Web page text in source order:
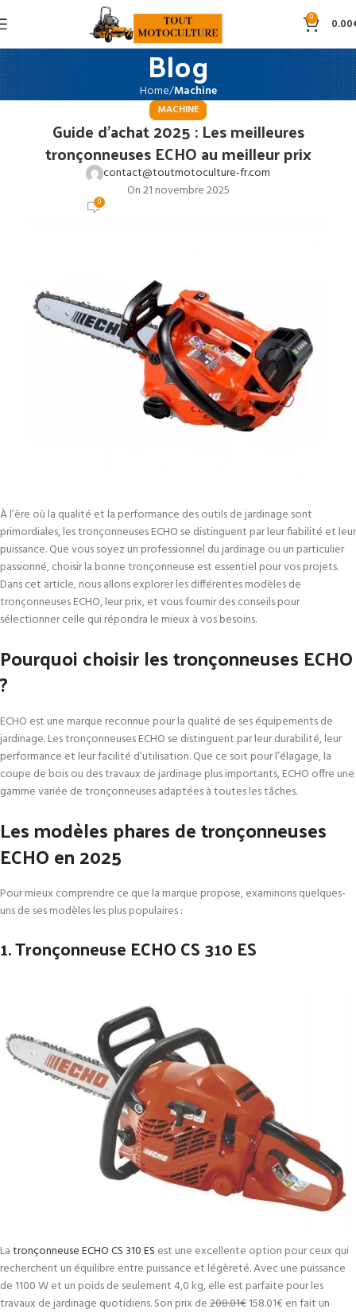
0 0.00
Blog
Home Machine
MACHINE
Guide d’achat 2025 : Les meilleures
tronçonneuses ECHO au meilleur prix
contact@toutmotoculture-fr.com
On 21 novembre 2025
0
À l’ère où la qualité et la performance des outils de jardinage sont
primordiales, les tronçonneuses ECHO se distinguent par leur fiabilité et leur
puissance. Que vous soyez un professionnel du jardinage ou un particulier
passionné, choisir la bonne tronçonneuse est essentiel pour vos projets.
Dans cet article, nous allons explorer les différentes modèles de
tronçonneuses ECHO, leur prix, et vous fournir des conseils pour
sélectionner celle qui répondra le mieux à vos besoins.
Pourquoi choisir les tronçonneuses ECHO
?
ECHO est une marque reconnue pour la qualité de ses équipements de
jardinage. Les tronçonneuses ECHO se distinguent par leur durabilité, leur
performance et leur facilité d’utilisation. Que ce soit pour l’élagage, la
coupe de bois ou des travaux de jardinage plus importants, ECHO offre une
gamme variée de tronçonneuses adaptées à toutes les tâches.
Les modèles phares de tronçonneuses
ECHO en 2025
Pour mieux comprendre ce que la marque propose, examinons quelques-
uns de ses modèles les plus populaires :
1. Tronçonneuse ECHO CS 310 ES
Latronçonneuse ECHO CS 310 ES est une excellente option pour ceux qui
recherchent un équilibre entre puissance et légèreté. Avec une puissance
de 1100 W et un poids de seulement 4,0 kg, elle est parfaite pour les
travaux de jardinage quotidiens. Son prix de208.01€158.01€en fait un